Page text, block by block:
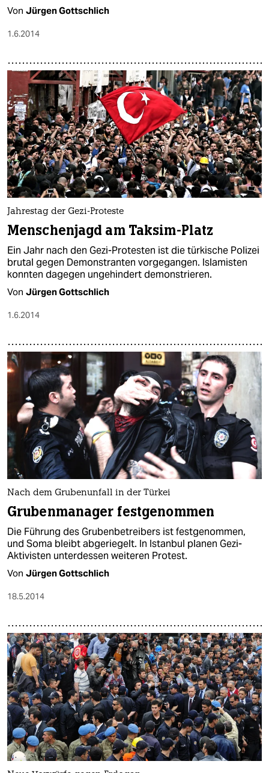
Von Jürgen Gottschlich
1.6.2014
Jahrestag der Gezi-Proteste
Menschenjagd am Taksim-Platz
Ein Jahr nach den Gezi-Protesten ist die türkische Polizei
brutal gegen Demonstranten vorgegangen. Islamisten
konnten dagegen ungehindert demonstrieren.
Von Jürgen Gottschlich
1.6.2014
Nach dem Grubenunfall in der Türkei
Grubenmanager festgenommen
Die Führung des Grubenbetreibers ist festgenommen,
und Soma bleibt abgeriegelt. In Istanbul planen Gezi-
Aktivisten unterdessen weiteren Protest.
Von Jürgen Gottschlich
18.5.2014